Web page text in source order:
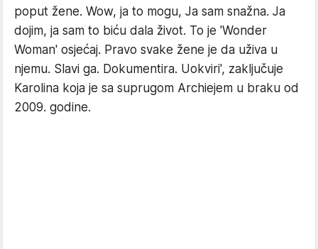
poput žene. Wow, ja to mogu, Ja sam snažna. Ja
dojim, ja sam to biću dala život. To je 'Wonder
Woman' osjećaj. Pravo svake žene je da uživa u
njemu. Slavi ga. Dokumentira. Uokviri', zaključuje
Karolina koja je sa suprugom Archiejem u braku od
2009. godine.